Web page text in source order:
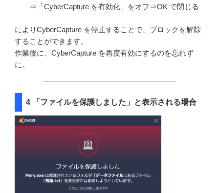
⇒「CyberCapture を有効化」をオフ⇒OK で閉じる
によりCyberCapture を停止することで、ブロックを解除
することができます。
作業後に、CyberCapture を再度有効にするのを忘れず
に。
4 「ファイルを保護しました」と表示される場合